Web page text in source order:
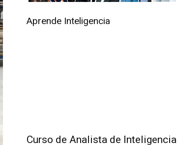
Aprende Inteligencia
Curso de Analista de Inteligencia